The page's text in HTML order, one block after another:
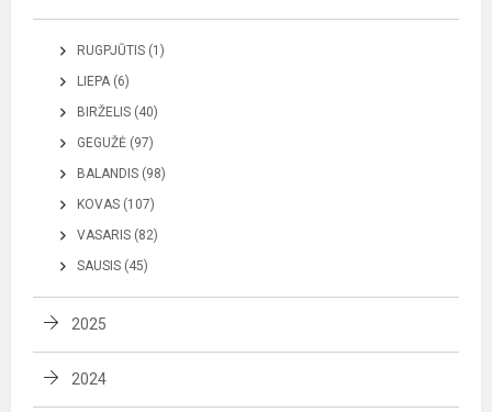
RUGPJŪTIS (1)
LIEPA (6)
BIRŽELIS (40)
GEGUŽĖ (97)
BALANDIS (98)
KOVAS (107)
VASARIS (82)
SAUSIS (45)
2025
2024